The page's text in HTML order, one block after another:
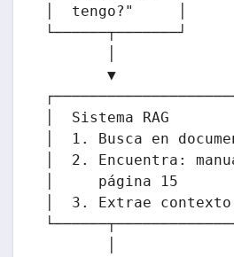
│  tengo?"     │
└──────┬───────┘
       ▼
│  Sistema RAG
│  1. Busca en
│  2. Encuentra:
│     página 15
│  3. Extrae contexto